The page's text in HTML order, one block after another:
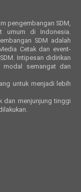
pengembangan SDM,
umum di Indonesia.
SDM adalah
Cetak dan event-
Intipesan didirikan
modal semangat dan
untuk menjadi lebih
dan menjunjung tinggi